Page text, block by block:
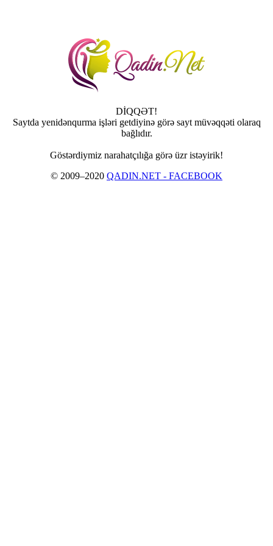
DİQQƏT!
Saytda yenidənqurma işləri getdiyinə görə sayt müvəqqəti olaraq
bağlıdır.
Göstərdiymiz narahatçılığa görə üzr istəyirik!
© 2009–2020 QADIN.NET - FACEBOOK